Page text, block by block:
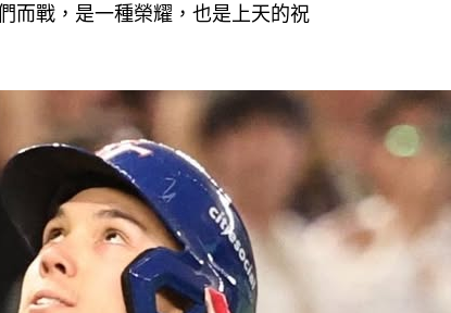
而戰，是一種榮耀，也是上天的祝